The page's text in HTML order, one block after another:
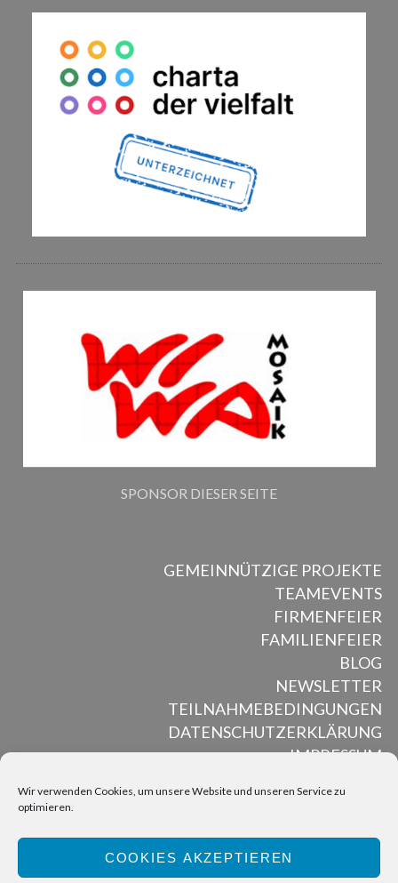
Wir verwenden Cookies, um unsere Website und unseren Service zu
optimieren.
COOKIES AKZEPTIEREN
SPONSOR DIESER SEITE
GEMEINNÜTZIGE PROJEKTE
TEAMEVENTS
FIRMENFEIER
FAMILIENFEIER
BLOG
NEWSLETTER
TEILNAHMEBEDINGUNGEN
DATENSCHUTZERKLÄRUNG
IMPRESSUM